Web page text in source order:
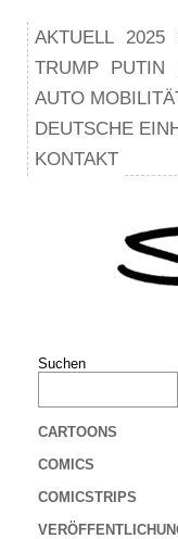
AKTUELL 2025
TRUMP
PUTIN
AUTO
DEUTSCHE
KONTAKT
Suchen
CARTOONS
COMICS
COMICSTRIPS